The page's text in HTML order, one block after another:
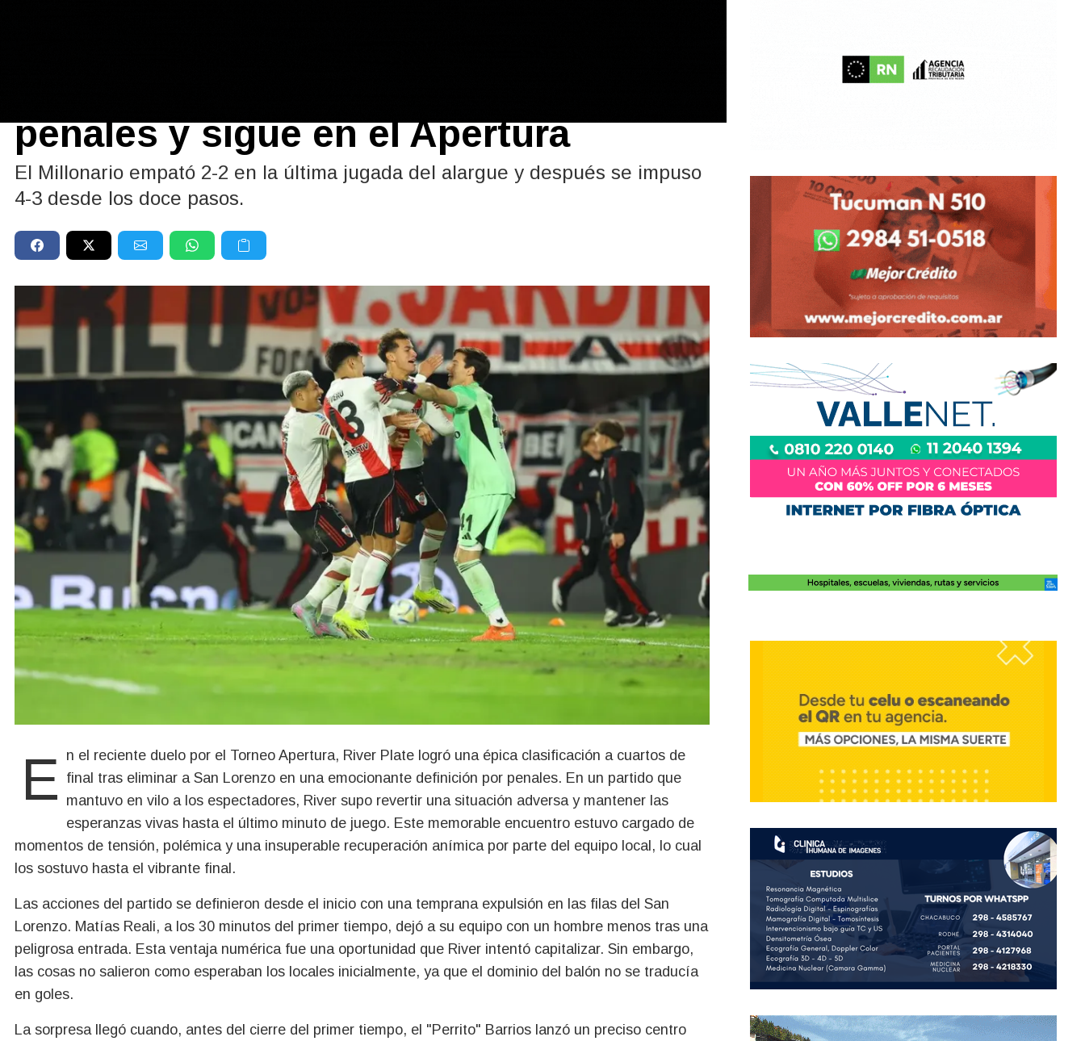
penales y sigue en el Apertura
El Millonario empató 2-2 en la última jugada del alargue y después se impuso
4-3 desde los doce pasos.
En el reciente duelo por el Torneo Apertura, River Plate logró una épica clasificación a cuartos de final tras eliminar a San Lorenzo en una emocionante definición por penales. En un partido que
mantuvo en vilo a los espectadores, River supo revertir una situación adversa y mantener las
esperanzas vivas hasta el último minuto de juego. Este memorable encuentro estuvo cargado de
momentos de tensión, polémica y una insuperable recuperación anímica por parte del equipo local, lo cual
los sostuvo hasta el vibrante final.
Las acciones del partido se definieron desde el inicio con una temprana expulsión en las filas del San
Lorenzo. Matías Reali, a los 30 minutos del primer tiempo, dejó a su equipo con un hombre menos tras una
peligrosa entrada. Esta ventaja numérica fue una oportunidad que River intentó capitalizar. Sin embargo,
las cosas no salieron como esperaban los locales inicialmente, ya que el dominio del balón no se traducía
en goles.
La sorpresa llegó cuando, antes del cierre del primer tiempo, el "Perrito" Barrios lanzó un preciso centro